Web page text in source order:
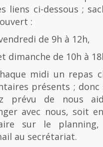
liens ci-dessous ;
:
de 9h à 12h,
dimanche de 10h à
midi un repas
présents ;
prévu de nous
avec nous, soit
sur le
au secrétariat.